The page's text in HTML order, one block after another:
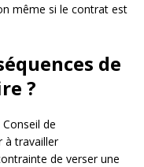
même si le contrat est
de
?
de
à travailler
de verser une